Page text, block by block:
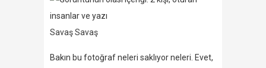
Savaş Savaş
Bakın bu fotoğraf neleri saklıyor neleri. Evet,